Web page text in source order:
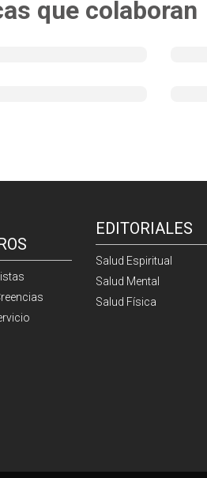
que colaboran
EDITORIALES
Salud Espiritual
Salud Mental
Salud Física